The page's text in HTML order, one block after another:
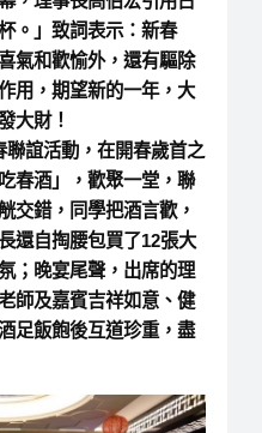
。」致詞表示：新春
氣和歡愉外，還有驅除
用，期望新的一年，大
大財！
誼活動，在開春歲首之
春酒」，歡聚一堂，聯
交錯，同學把酒言歡，
還自掏腰包買了12張大
；晚宴尾聲，出席的理
師及嘉賓吉祥如意、健
足飯飽後互道珍重，盡